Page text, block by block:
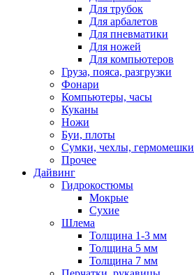
Для трубок
Для арбалетов
Для пневматики
Для ножей
Для компьютеров
Груза, пояса, разгрузки
Фонари
Компьютеры, часы
Куканы
Ножи
Буи, плоты
Сумки, чехлы, гермомешки
Прочее
Дайвинг
Гидрокостюмы
Мокрые
Сухие
Шлема
Толщина 1-3 мм
Толщина 5 мм
Толщина 7 мм